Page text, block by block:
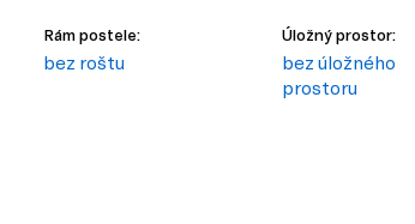
Rám postele:
bez roštu
Úložný prostor:
bez úložného
prostoru